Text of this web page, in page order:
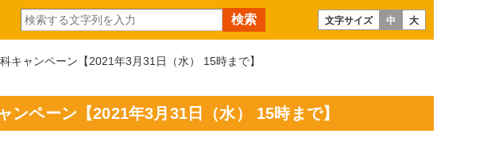
文字サイズ 中 大
ャンペーン【2021年3月31日（水） 15時まで】
ペーン【2021年3月31日（水） 15時まで】